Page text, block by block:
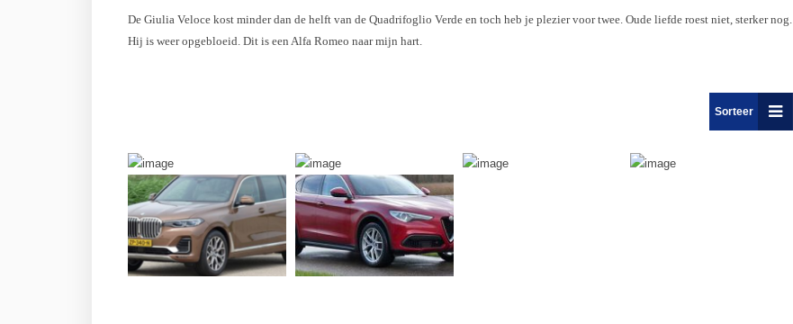
De Giulia Veloce kost minder dan de helft van de Quadrifoglio Verde en toch heb je plezier voor twee. Oude liefde roest niet, sterker nog.
Hij is weer opgebloeid. Dit is een Alfa Romeo naar mijn hart.
Sorteer